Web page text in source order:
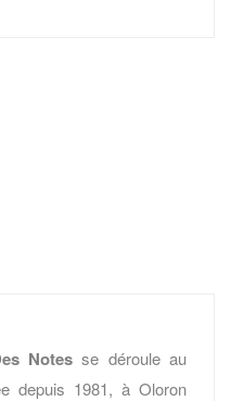
Notes se déroule au
depuis 1981, à Oloron